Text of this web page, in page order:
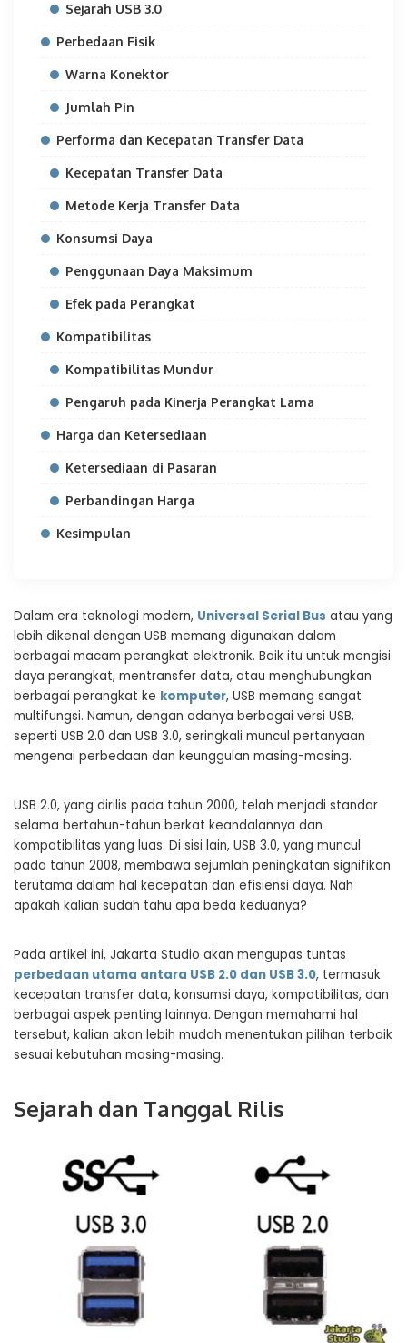
Sejarah USB 3.0
Perbedaan Fisik
Warna Konektor
Jumlah Pin
Performa dan Kecepatan Transfer Data
Kecepatan Transfer Data
Metode Kerja Transfer Data
Konsumsi Daya
Penggunaan Daya Maksimum
Efek pada Perangkat
Kompatibilitas
Kompatibilitas Mundur
Pengaruh pada Kinerja Perangkat Lama
Harga dan Ketersediaan
Ketersediaan di Pasaran
Perbandingan Harga
Kesimpulan
Dalam era teknologi modern, Universal Serial Bus atau yang
lebih dikenal dengan USB memang digunakan dalam
berbagai macam perangkat elektronik. Baik itu untuk mengisi
daya perangkat, mentransfer data, atau menghubungkan
berbagai perangkat ke komputer, USB memang sangat
multifungsi. Namun, dengan adanya berbagai versi USB,
seperti USB 2.0 dan USB 3.0, seringkali muncul pertanyaan
mengenai perbedaan dan keunggulan masing-masing.
USB 2.0, yang dirilis pada tahun 2000, telah menjadi standar
selama bertahun-tahun berkat keandalannya dan
kompatibilitas yang luas. Di sisi lain, USB 3.0, yang muncul
pada tahun 2008, membawa sejumlah peningkatan signifikan
terutama dalam hal kecepatan dan efisiensi daya. Nah
apakah kalian sudah tahu apa beda keduanya?
Pada artikel ini, Jakarta Studio akan mengupas tuntas
perbedaan utama antara USB 2.0 dan USB 3.0, termasuk
kecepatan transfer data, konsumsi daya, kompatibilitas, dan
berbagai aspek penting lainnya. Dengan memahami hal
tersebut, kalian akan lebih mudah menentukan pilihan terbaik
sesuai kebutuhan masing-masing.
Sejarah dan Tanggal Rilis